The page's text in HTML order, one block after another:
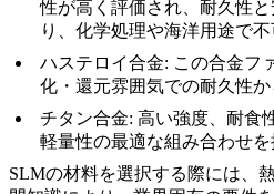
性が高く評価され、耐久性
り、化学処理や海洋用途で不
ハステロイ合金: この合金フ
化・還元雰囲気での耐久性
チタン合金: 高い強度、耐食
軽量性の最適な組み合わせ
SLMの材料を選択する際には、